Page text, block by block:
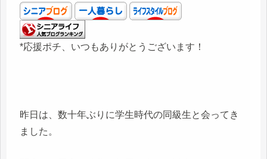
*応援ポチ、いつもありがとうございます！
昨日は、数十年ぶりに学生時代の同級生と会ってき
ました。